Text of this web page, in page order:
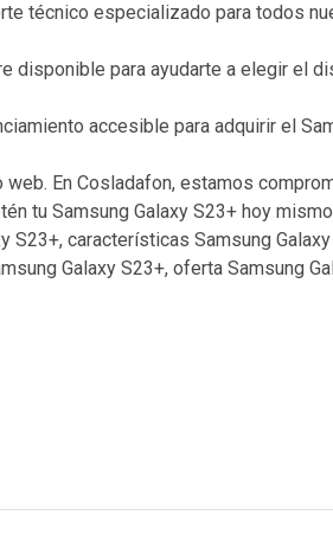
técnico especializado para todos
disponible para ayudarte a elegir el
accesible para adquirir el
En Cosladafon, estamos
tu Samsung Galaxy S23+ hoy
S23+, características Samsung
Galaxy S23+, oferta Samsung